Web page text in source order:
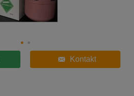
Kontakt